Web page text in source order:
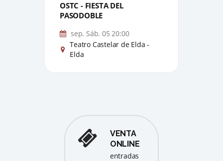
OSTC - FIESTA DEL
PASODOBLE
sep. Sáb. 05 20:00
Teatro Castelar de Elda -
Elda
VENTA
ONLINE
entradas